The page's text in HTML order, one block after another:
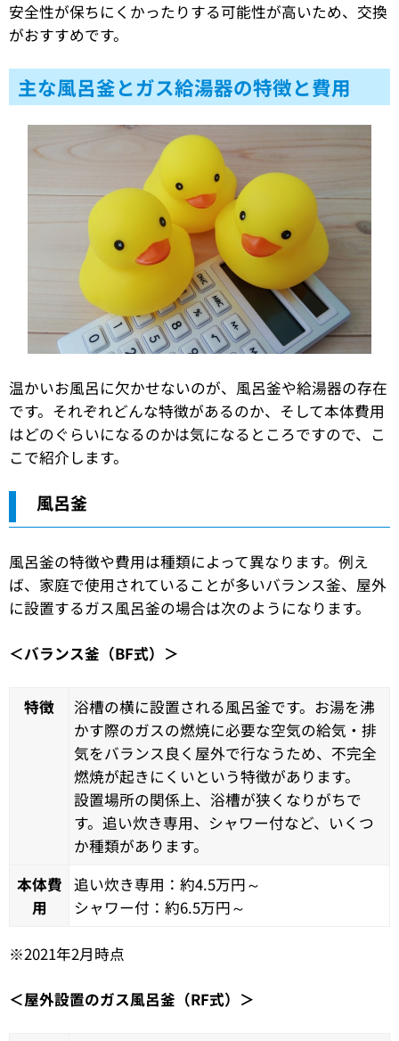
安全性が保ちにくかったりする可能性が高いため、交換
がおすすめです。
主な風呂釜とガス給湯器の特徴と費用
温かいお風呂に欠かせないのが、風呂釜や給湯器の存在
です。それぞれどんな特徴があるのか、そして本体費用
はどのぐらいになるのかは気になるところですので、こ
こで紹介します。
風呂釜
風呂釜の特徴や費用は種類によって異なります。例え
ば、家庭で使用されていることが多いバランス釜、屋外
に設置するガス風呂釜の場合は次のようになります。
＜バランス釜（BF式）＞
特徴
浴槽の横に設置される風呂釜です。お湯を沸
かす際のガスの燃焼に必要な空気の給気・排
気をバランス良く屋外で行なうため、不完全
燃焼が起きにくいという特徴があります。
設置場所の関係上、浴槽が狭くなりがちで
す。追い炊き専用、シャワー付など、いくつ
か種類があります。
本体費
用
追い炊き専用：約4.5万円～
シャワー付：約6.5万円～
※2021年2月時点
＜屋外設置のガス風呂釜（RF式）＞